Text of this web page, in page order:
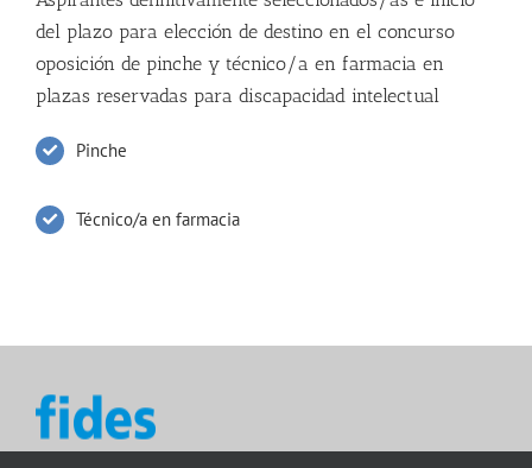
del plazo para elección de destino en el concurso
oposición de pinche y técnico/a en farmacia en
plazas reservadas para discapacidad intelectual
Pinche
Técnico/a en farmacia